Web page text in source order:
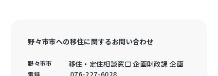
野々市市への移住に関するお問い合わせ
野々市市 移住・定住相談窓口 企画財政課 企画
電話 076-227-6028